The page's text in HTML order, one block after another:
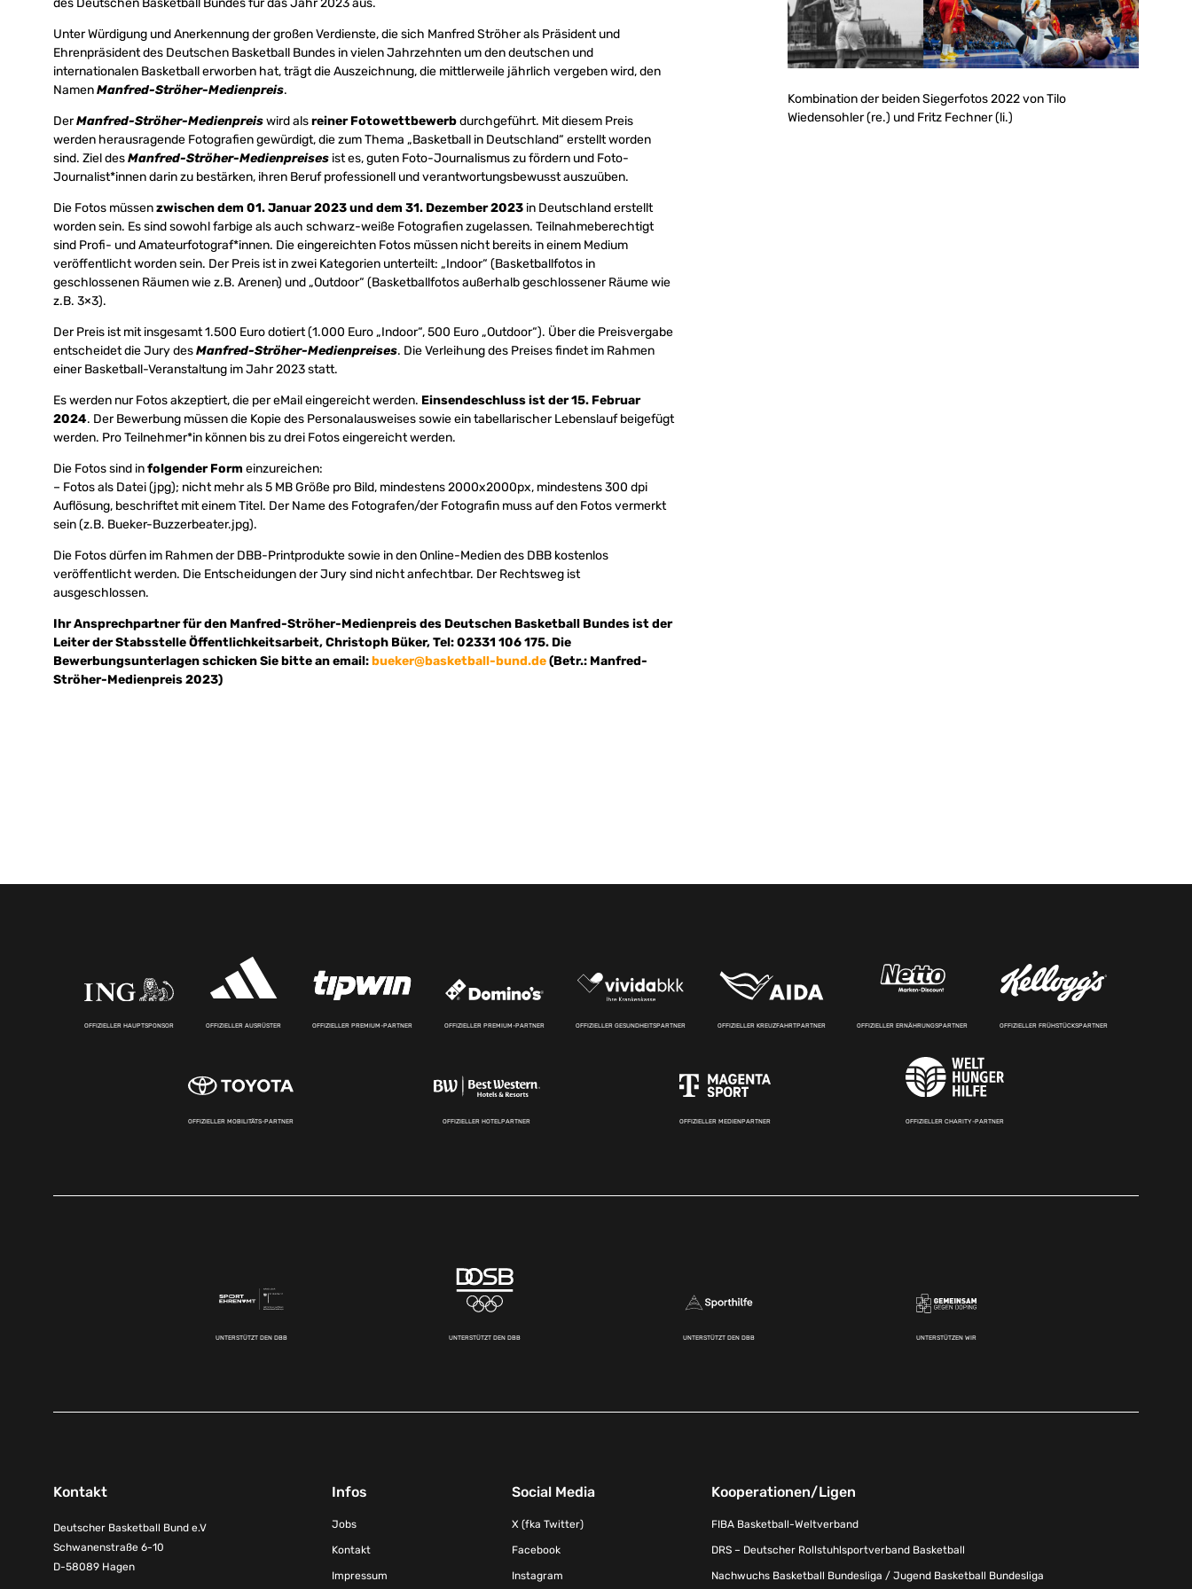
Unter Würdigung und Anerkennung der großen Verdienste, die sich Manfred Ströher als Präsident und
Ehrenpräsident des Deutschen Basketball Bundes in vielen Jahrzehnten um den deutschen und
internationalen Basketball erworben hat, trägt die Auszeichnung, die mittlerweile jährlich vergeben wird, den
NamenManfred-Ströher-Medienpreis.
DerManfred-Ströher-Medienpreiswird alsreiner Fotowettbewerbdurchgeführt. Mit diesem Preis
werden herausragende Fotografien gewürdigt, die zum Thema „Basketball in Deutschland“ erstellt worden
sind. Ziel desManfred-Ströher-Medienpreises ist es, guten Foto-Journalismus zu fördern und Foto-
Journalist*innen darin zu bestärken, ihren Beruf professionell und verantwortungsbewusst auszuüben.
Die Fotos müssenzwischen dem 01. Januar 2023 und dem 31. Dezember 2023 in Deutschland erstellt
worden sein. Es sind sowohl farbige als auch schwarz-weiße Fotografien zugelassen. Teilnahmeberechtigt
sind Profi- und Amateurfotograf*innen. Die eingereichten Fotos müssen nicht bereits in einem Medium
veröffentlicht worden sein. Der Preis ist in zwei Kategorien unterteilt: „Indoor“ (Basketballfotos in
geschlossenen Räumen wie z.B. Arenen) und „Outdoor“ (Basketballfotos außerhalb geschlossener Räume wie
z.B. 3×3).
Der Preis ist mit insgesamt 1.500 Euro dotiert (1.000 Euro „Indoor“, 500 Euro „Outdoor“). Über die Preisvergabe
entscheidet die Jury desManfred-Ströher-Medienpreises. Die Verleihung des Preises findet im Rahmen
einer Basketball-Veranstaltung im Jahr 2023 statt.
Es werden nur Fotos akzeptiert, die per eMail eingereicht werden. Einsendeschluss ist der 15. Februar
2024. Der Bewerbung müssen die Kopie des Personalausweises sowie ein tabellarischer Lebenslauf beigefügt
werden. Pro Teilnehmer*in können bis zu drei Fotos eingereicht werden.
Die Fotos sind infolgender Form einzureichen:
– Fotos als Datei (jpg); nicht mehr als 5 MB Größe pro Bild, mindestens 2000x2000px, mindestens 300 dpi
Auflösung, beschriftet mit einem Titel. Der Name des Fotografen/der Fotografin muss auf den Fotos vermerkt
sein (z.B. Bueker-Buzzerbeater.jpg).
Die Fotos dürfen im Rahmen der DBB-Printprodukte sowie in den Online-Medien des DBB kostenlos
veröffentlicht werden. Die Entscheidungen der Jury sind nicht anfechtbar. Der Rechtsweg ist
ausgeschlossen.
Ihr Ansprechpartner für den Manfred-Ströher-Medienpreis des Deutschen Basketball Bundes ist der
Leiter der Stabsstelle Öffentlichkeitsarbeit, Christoph Büker, Tel: 02331 106 175. Die
Bewerbungsunterlagen schicken Sie bitte an email:bueker@basketball-bund.de(Betr.: Manfred-
Ströher-Medienpreis 2023)
Kombination der beiden Siegerfotos 2022 von Tilo
Wiedensohler (re.) und Fritz Fechner (li.)
OFFIZIELLER HAUPTSPONSOR OFFIZIELLER AUSRÜSTER OFFIZIELLER PREMIUM-PARTNER OFFIZIELLER PREMIUM-PARTNER OFFIZIELLER GESUNDHEITSPARTNER OFFIZIELLER KREUZFAHRTPARTNER OFFIZIELLER ERNÄHRUNGSPARTNER OFFIZIELLER FRÜHSTÜCKSPARTNER
OFFIZIELLER MOBILITÄTS-PARTNER OFFIZIELLER HOTELPARTNER OFFIZIELLER MEDIENPARTNER OFFIZIELLER CHARITY-PARTNER
UNTERSTÜTZT DEN DBB UNTERSTÜTZT DEN DBB UNTERSTÜTZT DEN DBB UNTERSTÜTZEN WIR
Kontakt
Deutscher Basketball Bund e.V
Schwanenstraße 6-10
D-58089 Hagen
Infos
Jobs
Kontakt
Impressum
Social Media
X (fka Twitter)
Facebook
Instagram
Kooperationen/Ligen
FIBA Basketball-Weltverband
DRS – Deutscher Rollstuhlsportverband Basketball
Nachwuchs Basketball Bundesliga / Jugend Basketball Bundesliga